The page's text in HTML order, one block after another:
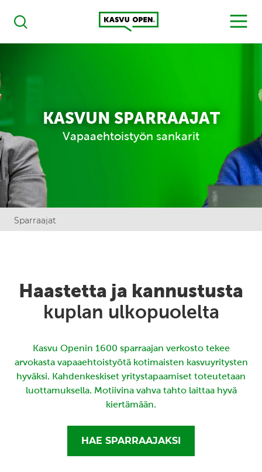
Haku
Kasvu Open
MENU
KASVUN SPARRAAJAT
Vapaaehtoistyön sankarit
Sparraajat
Haastetta ja kannustusta
kuplan ulkopuolelta
Kasvu Openin 1600 sparraajan verkosto tekee
arvokasta vapaaehtoistyötä kotimaisten kasvuyritysten
hyväksi. Kahdenkeskiset yritystapaamiset toteutetaan
luottamuksella. Motiivina vahva tahto laittaa hyvä
kiertämään.
HAE SPARRAAJAKSI